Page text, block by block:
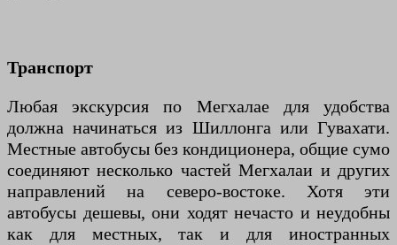
Транспорт
Любая экскурсия по Мегхалае для удобства
должна начинаться из Шиллонга или Гувахати.
Местные автобусы без кондиционера, общие сумо
соединяют несколько частей Мегхалаи и других
направлений на северо-востоке. Хотя эти
автобусы дешевы, они ходят нечасто и неудобны
как для местных, так и для иностранных